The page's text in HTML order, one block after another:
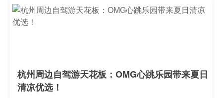
杭州周边自驾游天花板：OMG心跳乐园带来夏日
清凉优选！